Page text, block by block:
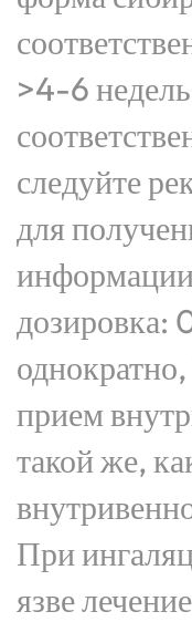
>4-6
следуйте
для
дозировка:
однократно,
прием
такой же,
При
язве